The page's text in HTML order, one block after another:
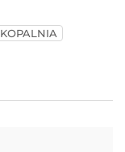
KOPALNIA